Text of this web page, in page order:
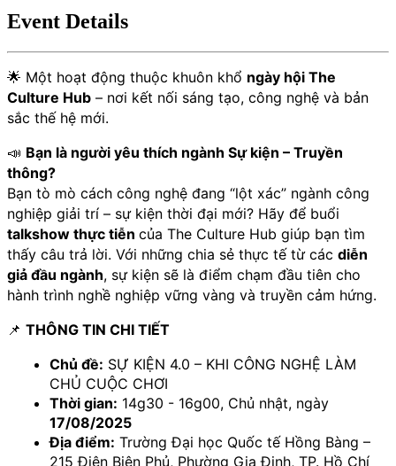
Event Details
🌟 Một hoạt động thuộc khuôn khổ ngày hội The
Culture Hub – nơi kết nối sáng tạo, công nghệ và bản
sắc thế hệ mới.
📣 Bạn là người yêu thích ngành Sự kiện – Truyền
thông?
Bạn tò mò cách công nghệ đang “lột xác” ngành công
talkshow thực tiễn của The Culture Hub giúp bạn tìm
thấy câu trả lời. Với những chia sẻ thực tế từ các diễn
giả đầu ngành, sự kiện sẽ là điểm chạm đầu tiên cho
hành trình nghề nghiệp vững vàng và truyền cảm hứng.
📌 THÔNG TIN CHI TIẾT
Chủ đề: SỰ KIỆN 4.0 – KHI CÔNG NGHỆ LÀM
CHỦ CUỘC CHƠI
Thời gian:
17/08/2025
Địa điểm: Trường Đại học Quốc tế Hồng Bàng –
215 Điện Biên Phủ, Phường Gia Định, TP. Hồ Chí